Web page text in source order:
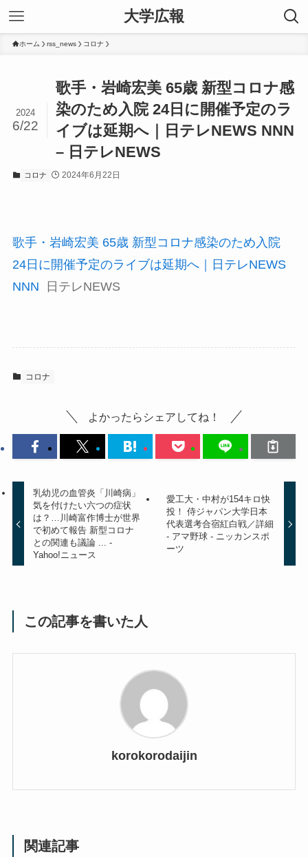
大学広報
ホーム rss_news コロナ
歌手・岩崎宏美 65歳 新型コロナ感
染のため入院 24日に開催予定のラ
イブは延期へ｜日テレNEWS NNN
– 日テレNEWS
2024
6/22
コロナ 2024年6月22日
歌手・岩崎宏美 65歳 新型コロナ感染のため入院
24日に開催予定のライブは延期へ｜日テレNEWS
NNN
日テレNEWS
コロナ
よかったらシェアしてね！
乳幼児の血管炎「川崎病」
気を付けたい六つの症状
は？…川崎富作博士が世界
で初めて報告 新型コロナ
との関連も議論 ... -
Yahoo!ニュース
愛工大・中村が154キロ快
投！ 侍ジャパン大学日本
代表選考合宿紅白戦／詳細
- アマ野球 - ニッカンスポ
ーツ
この記事を書いた人
korokorodaijin
関連記事